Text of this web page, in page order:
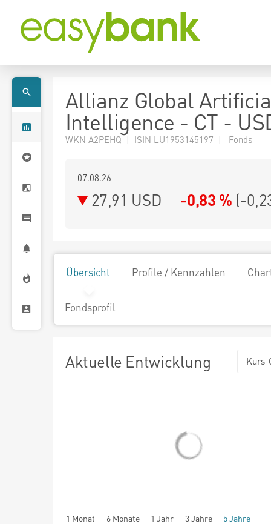
Allianz Global
Intelligence - CT -
WKN A2PEHQ | ISIN LU1953145197 | Fonds
07.08.26
27,91 USD -0,83 % (-
Übersicht Profile / Kennzahlen
Fondsprofil
Aktuelle Entwicklung Kurs-
1 Monat 6 Monate 1 Jahr 3 Jahre 5 Jahre